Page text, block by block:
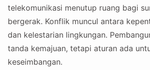
telekomunikasi menutup ruang bagi
bergerak. Konflik muncul antara
dan kelestarian lingkungan.
tanda kemajuan, tetapi aturan ada
keseimbangan.